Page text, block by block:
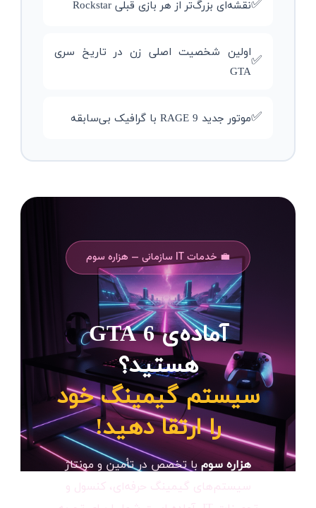
نقشه‌ای بزرگ‌تر از هر بازی قبلی Rockstar
✅اولین شخصیت اصلی زن در تاریخ سری
GTA
✅موتور جدید RAGE 9 با گرافیک بی‌سابقه
💼 خدمات IT سازمانی — هزاره سوم
آماده‌ی GTA 6
هستید؟
سیستم گیمینگ خود
را ارتقا دهید!
هزاره سوم با تخصص در تأمین و مونتاژ
سیستم‌های گیمینگ حرفه‌ای، کنسول و